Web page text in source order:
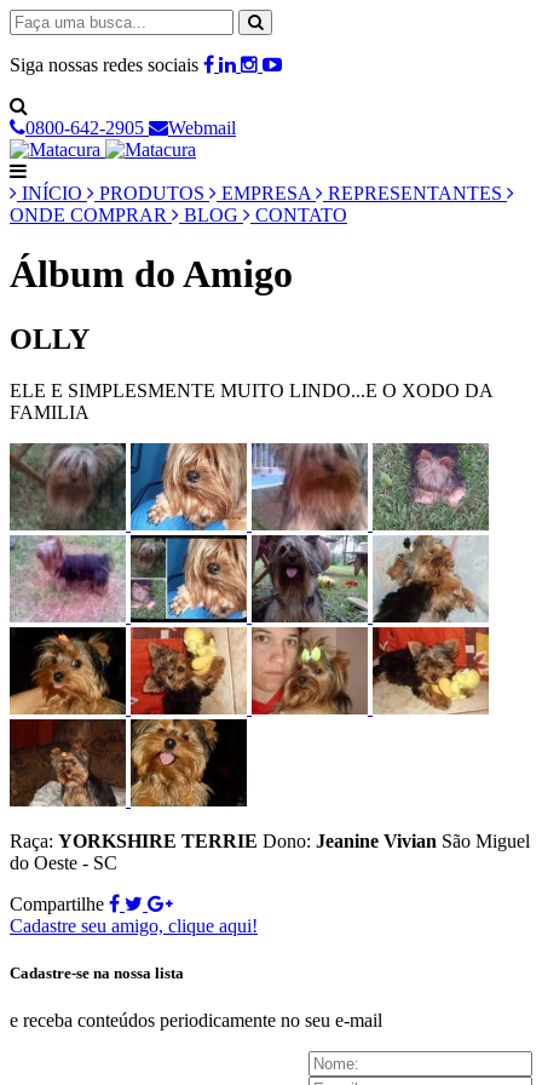
Siga nossas redes sociais
0800-642-2905 Webmail
INÍCIO PRODUTOS EMPRESA
REPRESENTANTES
ONDE COMPRAR
BLOG CONTATO
Álbum do Amigo
OLLY
ELE E SIMPLESMENTE MUITO LINDO...E O XODO DA
FAMILIA
Raça: YORKSHIRE TERRIE Dono: Jeanine Vivian São Miguel
do Oeste - SC
Compartilhe
Cadastre seu amigo, clique aqui!
Cadastre-se na nossa lista
e receba conteúdos periodicamente no seu e-mail